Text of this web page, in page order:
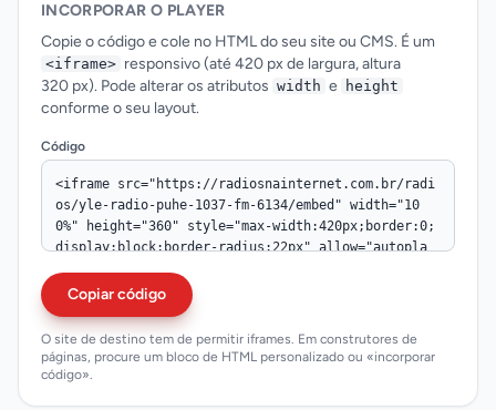
INCORPORAR O PLAYER
Copie o código e cole no HTML do seu site ou CMS. É um
<iframe> responsivo (até 420 px de largura, altura
320 px). Pode alterar os atributos width e height
conforme o seu layout.
Código
Copiar código
O site de destino tem de permitir iframes. Em construtores de
páginas, procure um bloco de HTML personalizado ou «incorporar
código».